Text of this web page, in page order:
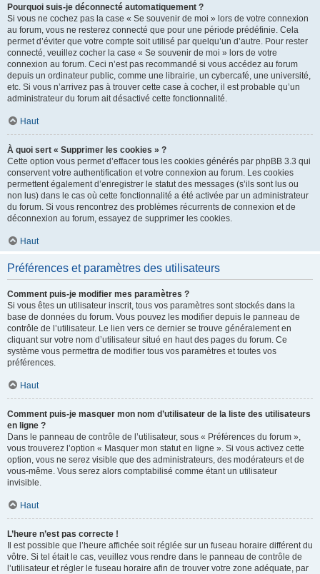
Pourquoi suis-je déconnecté automatiquement ?
Si vous ne cochez pas la case « Se souvenir de moi » lors de votre connexion
au forum, vous ne resterez connecté que pour une période prédéfinie. Cela
permet d’éviter que votre compte soit utilisé par quelqu’un d’autre. Pour rester
connecté, veuillez cocher la case « Se souvenir de moi » lors de votre
connexion au forum. Ceci n’est pas recommandé si vous accédez au forum
depuis un ordinateur public, comme une librairie, un cybercafé, une université,
etc. Si vous n’arrivez pas à trouver cette case à cocher, il est probable qu’un
administrateur du forum ait désactivé cette fonctionnalité.
Haut
À quoi sert « Supprimer les cookies » ?
Cette option vous permet d’effacer tous les cookies générés par phpBB 3.3 qui
conservent votre authentification et votre connexion au forum. Les cookies
permettent également d’enregistrer le statut des messages (s’ils sont lus ou
non lus) dans le cas où cette fonctionnalité a été activée par un administrateur
du forum. Si vous rencontrez des problèmes récurrents de connexion et de
déconnexion au forum, essayez de supprimer les cookies.
Haut
Préférences et paramètres des utilisateurs
Comment puis-je modifier mes paramètres ?
Si vous êtes un utilisateur inscrit, tous vos paramètres sont stockés dans la
base de données du forum. Vous pouvez les modifier depuis le panneau de
contrôle de l’utilisateur. Le lien vers ce dernier se trouve généralement en
cliquant sur votre nom d’utilisateur situé en haut des pages du forum. Ce
système vous permettra de modifier tous vos paramètres et toutes vos
préférences.
Haut
Comment puis-je masquer mon nom d’utilisateur de la liste des utilisateurs
en ligne ?
Dans le panneau de contrôle de l’utilisateur, sous « Préférences du forum »,
vous trouverez l’option « Masquer mon statut en ligne ». Si vous activez cette
option, vous ne serez visible que des administrateurs, des modérateurs et de
vous-même. Vous serez alors comptabilisé comme étant un utilisateur
invisible.
Haut
L’heure n’est pas correcte !
Il est possible que l’heure affichée soit réglée sur un fuseau horaire différent du
vôtre. Si tel était le cas, veuillez vous rendre dans le panneau de contrôle de
l’utilisateur et régler le fuseau horaire afin de trouver votre zone adéquate, par